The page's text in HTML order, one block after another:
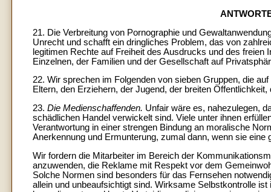
21. Die Verbreitung von Pornographie und
Unrecht und schafft ein dringliches Problem, das von
legitimen Rechte auf Freiheit des Ausdrucks und des
Einzelnen, der Familien und der Gesellschaft auf
22. Wir sprechen im Folgenden von sieben Gruppen, die
Eltern, den Erziehern, der Jugend, der breiten
23. Die Medienschaffenden. Unfair wäre es, nahezulegen,
schädlichen Handel verwickelt sind. Viele unter ihnen
Verantwortung in einer strengen Bindung an moralische
Anerkennung und Ermunterung, zumal dann, wenn sie
Wir fordern die Mitarbeiter im Bereich der
anzuwenden, die Reklame mit Respekt vor dem
Solche Normen sind besonders für das Fernsehen
allein und unbeaufsichtigt sind. Wirksame Selbstkontrolle